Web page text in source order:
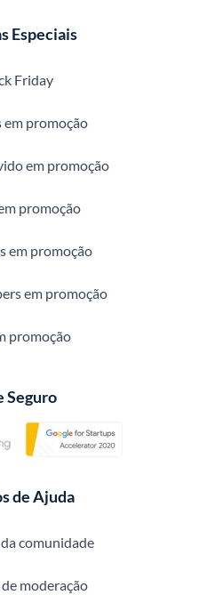
Especiais
Friday
em promoção
em promoção
promoção
em promoção
em promoção
promoção
Seguro
de Ajuda
comunidade
moderação